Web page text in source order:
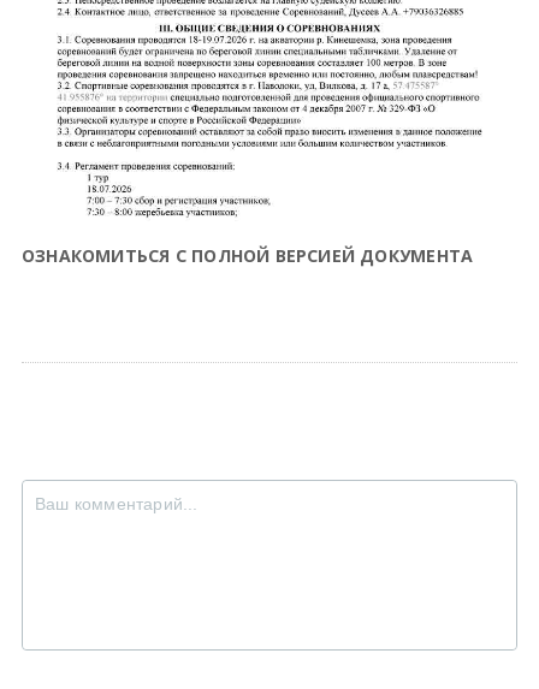
ОЗНАКОМИТЬСЯ С ПОЛНОЙ ВЕРСИЕЙ ДОКУМЕНТА